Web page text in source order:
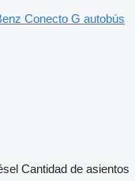
Conecto G autobús
Cantidad de asientos